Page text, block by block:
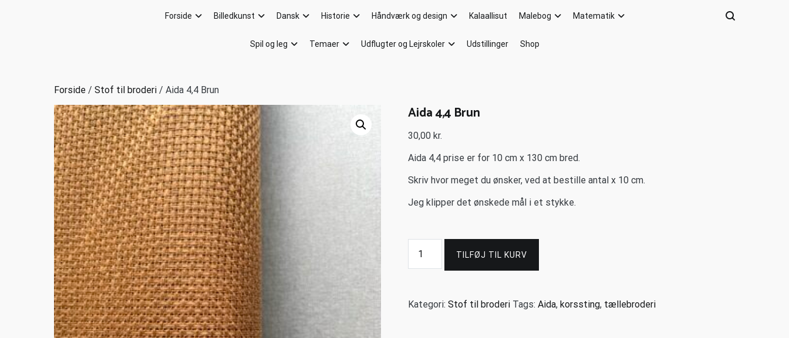
Forside Billedkunst Dansk Historie Håndværk og design Kalaallisut Malebog Matematik
Spil og leg Temaer Udflugter og Lejrskoler Udstillinger Shop
Forside / Stof til broderi / Aida 4,4 Brun
Aida 4,4 Brun
30,00kr.
Aida 4,4 prise er for 10 cm x 130 cm bred.
Skriv hvor meget du ønsker, ved at bestille antal x 10 cm.
Jeg klipper det ønskede mål i et stykke.
TILFØJ TIL KURV
Kategori:Stof til broderi Tags:Aida,korssting, tællebroderi